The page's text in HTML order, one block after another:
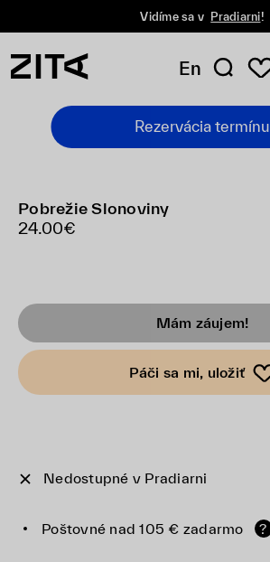
Vidíme sa v Pradiarni!
En
Rezervácia termínu
Pobrežie Slonoviny
24.00€
Mám záujem!
Páči sa mi, uložiť
Nedostupné v Pradiarni
Poštovné nad 105 € zadarmo ?